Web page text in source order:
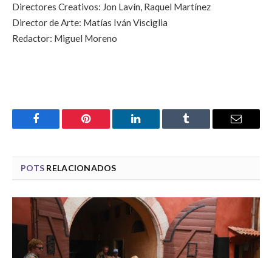
Directores Creativos: Jon Lavín, Raquel Martínez
Director de Arte: Matías Iván Visciglia
Redactor: Miguel Moreno
Facebook Pinterest LinkedIn Tumblr Email
POTS RELACIONADOS